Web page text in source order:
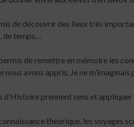
de découvrir des lieux très
temps…
de remettre en mémoire les
nous avons appris. Je ne
d’Histoire prennent sens et
théorique, les voyages